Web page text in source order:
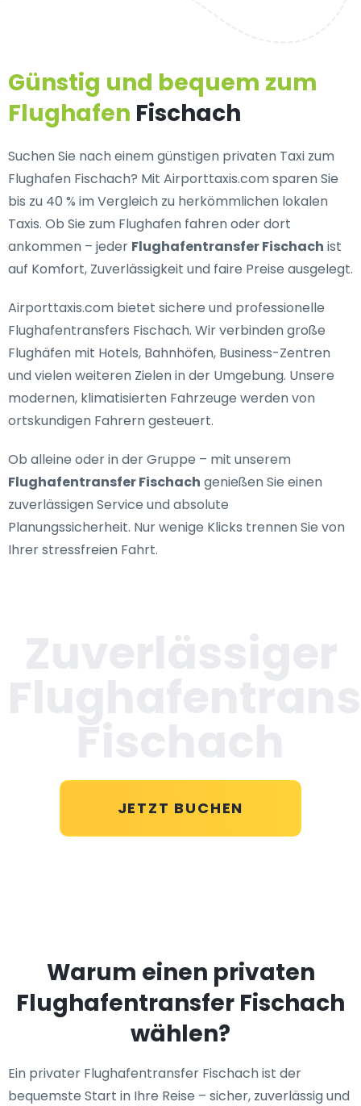
Günstig und bequem zum
Flughafen Fischach
Suchen Sie nach einemgünstigen privaten Taxi zum
Flughafen Fischach? Mit Airporttaxis.com sparen Sie
bis zu 40 % im Vergleich zu herkömmlichen lokalen
Taxis. Ob Sie zum Flughafen fahren oder dort
ankommen – jeder Flughafentransfer Fischach ist
auf Komfort, Zuverlässigkeit und faire Preise ausgelegt.
Airporttaxis.com bietet sichere und professionelle
Flughafentransfers Fischach. Wir verbinden große
Flughäfen mit Hotels, Bahnhöfen, Business-Zentren
und vielen weiteren Zielen in der Umgebung. Unsere
modernen, klimatisierten Fahrzeuge werden von
ortskundigen Fahrern gesteuert.
Ob alleine oder in der Gruppe – mit unserem
Flughafentransfer Fischach genießen Sie einen
zuverlässigen Service und absolute
Planungssicherheit. Nur wenige Klicks trennen Sie von
Ihrer stressfreien Fahrt.
JETZT BUCHEN
Warum einen privaten
Flughafentransfer Fischach
wählen?
Ein privater Flughafentransfer Fischach ist der
bequemste Start in Ihre Reise – sicher, zuverlässig und